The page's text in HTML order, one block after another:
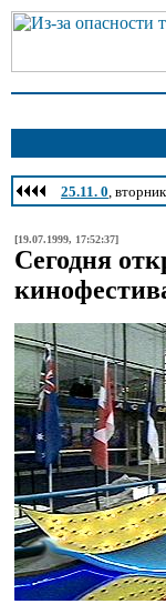
25.11. 0, вторник
[19.07.1999, 17:52:37]
Сегодня